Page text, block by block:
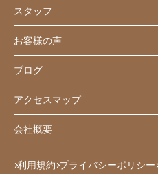
スタッフ
お客様の声
ブログ
アクセスマップ
会社概要
利用規約 プライバシーポリシー